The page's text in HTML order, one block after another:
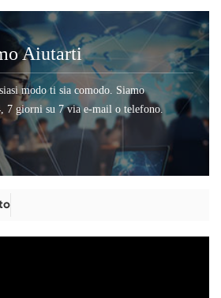
Aiutarti
modo ti sia comodo. Siamo
7 giorni su 7 via e-mail o telefono.